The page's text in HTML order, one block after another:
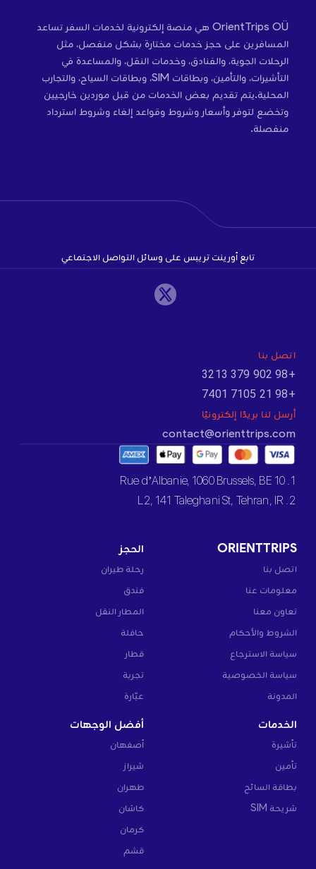
OrientTrips OÜ هي منصة إلكترونية لخدمات السفر تساعد
المسافرين على حجز خدمات مختارة بشكل منفصل، مثل
الرحلات الجوية، والفنادق، وخدمات النقل، والمساعدة في
التأشيرات، والتأمين، وبطاقات SIM، وبطاقات السياح، والتجارب
المحلية.يتم تقديم بعض الخدمات من قبل موردين خارجيين
وتخضع لتوفر وأسعار وشروط وقواعد إلغاء وشروط استرداد
منفصلة.
تابع أورينت تريبس على وسائل التواصل الاجتماعي
اتصل بنا
+98 902 379 3213
+98 21 7105 7401
أرسل لنا بريدًا إلكترونيًا
contact@orienttrips.com
1. 10 Rue d’Albanie, 1060 Brussels, BE
2. L2, 141 Taleghani St, Tehran, IR
ORIENTTRIPS
اتصل بنا
معلومات عنا
تعاون معنا
الشروط والأحكام
سياسة الاسترجاع
سياسة الخصوصية
المدونة
الحجز
رحلة طيران
فندق
المطار النقل
حافلة
قطار
تجربة
عبّارة
الخدمات
تأشيرة
تأمين
بطاقة السائح
شريحة SIM
أفضل الوجهات
أصفهان
شيراز
طهران
كاشان
كرمان
قشم